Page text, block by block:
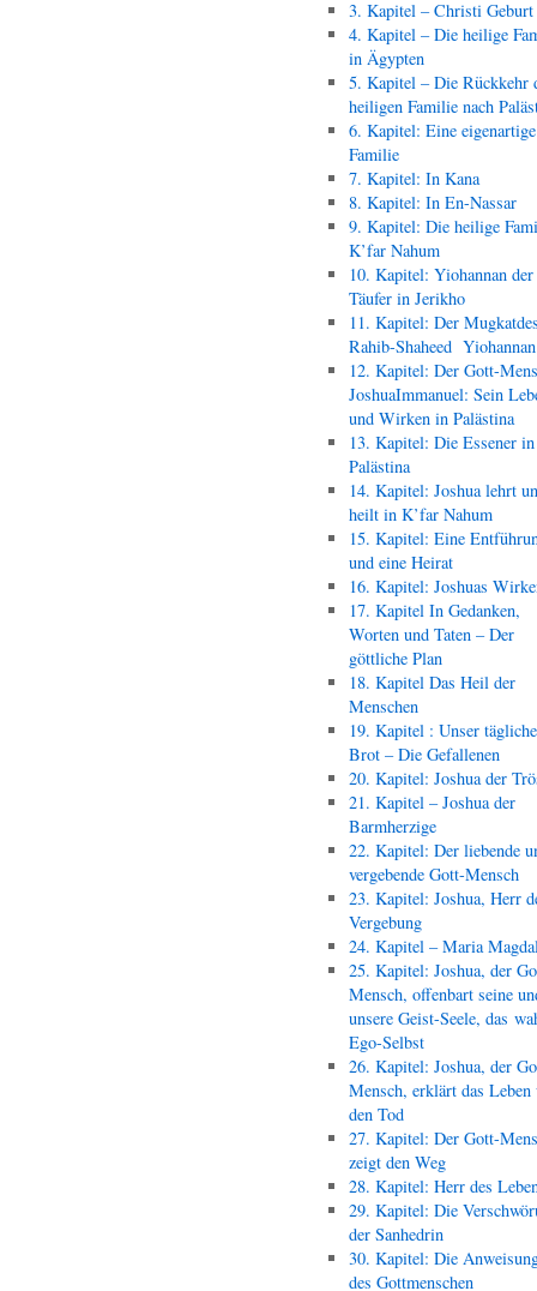
3. Kapitel – Christi Geburt
4. Kapitel – Die heilige
in Ägypten
5. Kapitel – Die Rückkehr
heiligen Familie nach
6. Kapitel: Eine eigenartige
Familie
7. Kapitel: In Kana
8. Kapitel: In En-Nassar
9. Kapitel: Die heilige
K’far Nahum
10. Kapitel: Yiohannan der
Täufer in Jerikho
11. Kapitel: Der
Rahib-Shaheed
12. Kapitel: Der Gott-
JoshuaImmanuel: Sein
und Wirken in Palästina
13. Kapitel: Die Essener in
Palästina
14. Kapitel: Joshua lehrt
heilt in K’far Nahum
15. Kapitel: Eine
und eine Heirat
16. Kapitel: Joshuas
17. Kapitel In Gedanken,
Worten und Taten – Der
göttliche Plan
18. Kapitel Das Heil der
Menschen
19. Kapitel : Unser
Brot – Die Gefallenen
20. Kapitel: Joshua der
21. Kapitel – Joshua der
Barmherzige
22. Kapitel: Der liebende
vergebende Gott-Mensch
23. Kapitel: Joshua, Herr
Vergebung
24. Kapitel – Maria
25. Kapitel: Joshua, der
Mensch, offenbart seine
unsere Geist-Seele, das
Ego-Selbst
26. Kapitel: Joshua, der
Mensch, erklärt das Leben
den Tod
27. Kapitel: Der Gott-
zeigt den Weg
28. Kapitel: Herr des
29. Kapitel: Die
der Sanhedrin
30. Kapitel: Die
des Gottmenschen